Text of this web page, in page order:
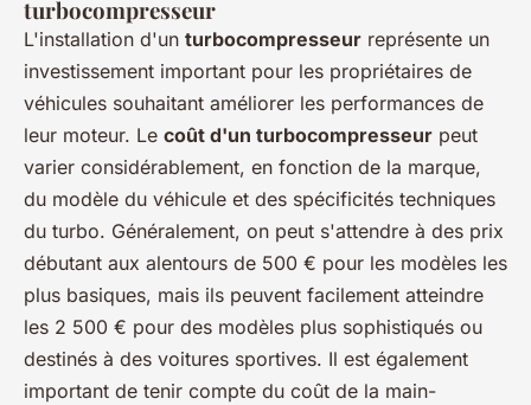
turbocompresseur
L'installation d'un turbocompresseur représente un
investissement important pour les propriétaires de
véhicules souhaitant améliorer les performances de
leur moteur. Le coût d'un turbocompresseur peut
varier considérablement, en fonction de la marque,
du modèle du véhicule et des spécificités techniques
du turbo. Généralement, on peut s'attendre à des prix
débutant aux alentours de 500 € pour les modèles les
plus basiques, mais ils peuvent facilement atteindre
les 2 500 € pour des modèles plus sophistiqués ou
destinés à des voitures sportives. Il est également
important de tenir compte du coût de la main-